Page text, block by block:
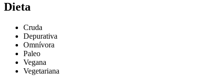
Dieta
Cruda
Depurativa
Omnívora
Paleo
Vegana
Vegetariana